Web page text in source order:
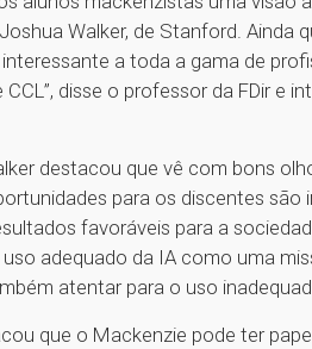
Walker, de Stanford. Ainda
a toda a gama de
disse o professor da FDir e
destacou que vê com bons
para os discentes
favoráveis para a
adequado da IA como uma
atentar para o uso
que o Mackenzie pode ter